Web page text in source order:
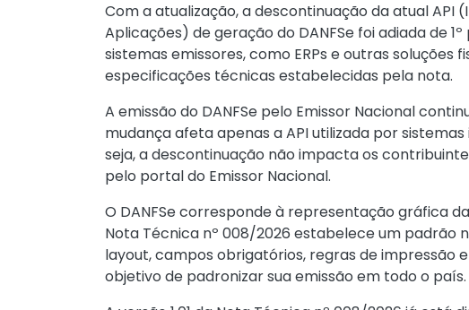
Com a atualização, a descontinuação da atual API
Aplicações) de geração do DANFSe foi adiada de
sistemas emissores, como ERPs e outras soluções
especificações técnicas estabelecidas pela nota.
A emissão do DANFSe pelo Emissor Nacional
mudança afeta apenas a API utilizada por
seja, a descontinuação não impacta os
pelo portal do Emissor Nacional.
O DANFSe corresponde à representação gráfica
Nota Técnica nº 008/2026 estabelece um padrão
layout, campos obrigatórios, regras de impressão
objetivo de padronizar sua emissão em todo o país.